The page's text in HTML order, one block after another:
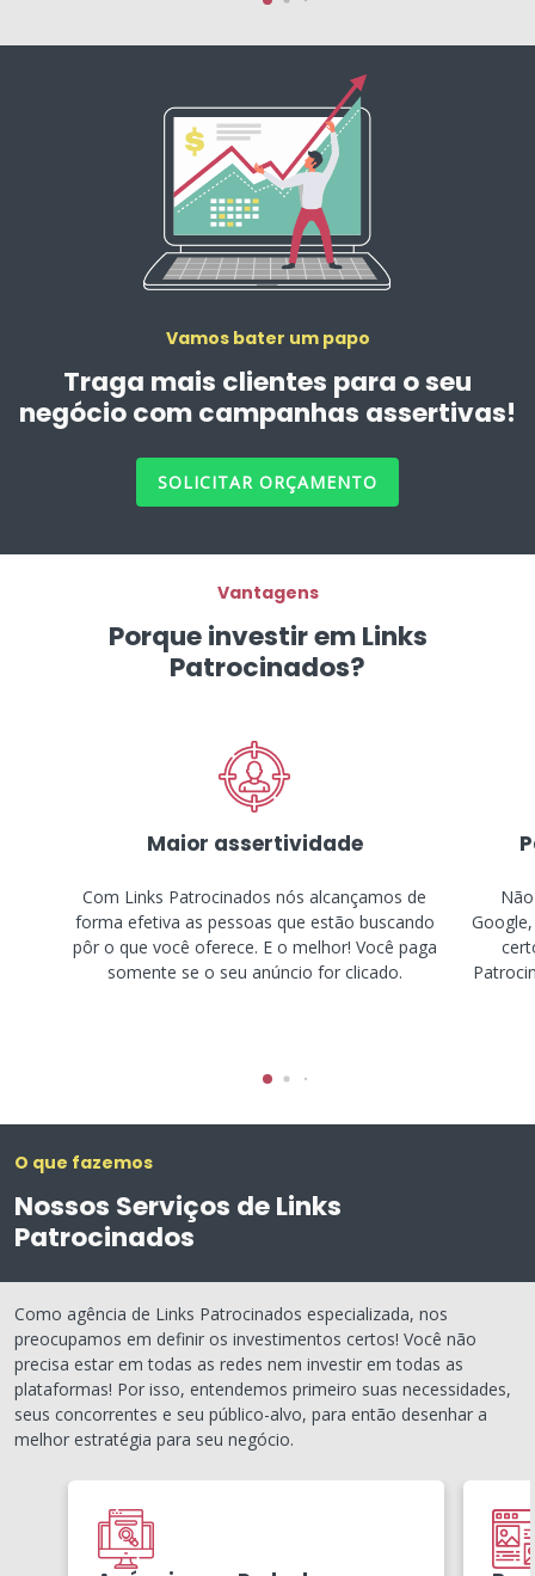
Vamos bater um papo
Traga mais clientes para o seu
negócio com campanhas assertivas!
SOLICITAR ORÇAMENTO
Vantagens
Porque investir em Links
Patrocinados?
Maior assertividade
Com Links Patrocinados nós alcançamos de
forma efetiva as pessoas que estão buscando
pôr o que você oferece. E o melhor! Você paga
somente se o seu anúncio for clicado.
O que fazemos
Nossos Serviços de Links
Patrocinados
Como agência de Links Patrocinados especializada, nos
preocupamos em definir os investimentos certos! Você não
precisa estar em todas as redes nem investir em todas as
plataformas! Por isso, entendemos primeiro suas necessidades,
seus concorrentes e seu público-alvo, para então desenhar a
melhor estratégia para seu negócio.